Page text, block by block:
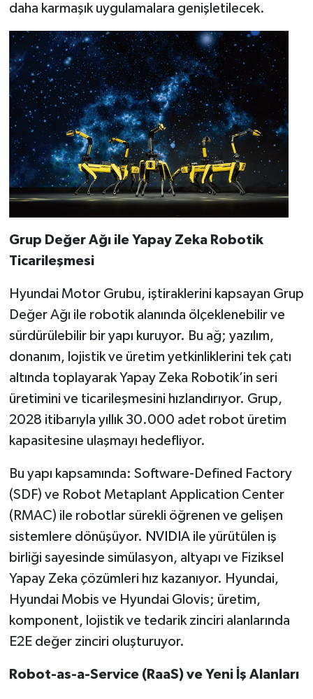
daha karmaşık uygulamalara genişletilecek.
Grup Değer Ağı ile Yapay Zeka Robotik
Ticarileşmesi
Hyundai Motor Grubu, iştiraklerini kapsayan Grup
Değer Ağı ile robotik alanında ölçeklenebilir ve
sürdürülebilir bir yapı kuruyor. Bu ağ; yazılım,
donanım, lojistik ve üretim yetkinliklerini tek çatı
altında toplayarak Yapay Zeka Robotik’in seri
üretimini ve ticarileşmesini hızlandırıyor. Grup,
2028 itibarıyla yıllık 30.000 adet robot üretim
kapasitesine ulaşmayı hedefliyor.
Bu yapı kapsamında: Software-Defined Factory
(SDF) ve Robot Metaplant Application Center
(RMAC) ile robotlar sürekli öğrenen ve gelişen
sistemlere dönüşüyor. NVIDIAile yürütülen iş
birliği sayesinde simülasyon, altyapı ve Fiziksel
Yapay Zeka çözümleri hız kazanıyor. Hyundai,
Hyundai Mobis ve Hyundai Glovis; üretim,
komponent, lojistik ve tedarik zinciri alanlarında
E2E değer zinciri oluşturuyor.
Robot-as-a-Service (RaaS) ve Yeni İş Alanları